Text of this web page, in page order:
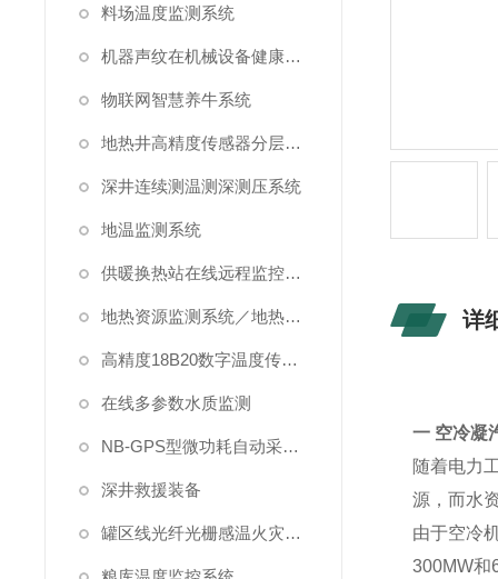
料场温度监测系统
机器声纹在机械设备健康状态监测中的应用
物联网智慧养牛系统
地热井高精度传感器分层测温方案
深井连续测温测深测压系统
地温监测系统
供暖换热站在线远程监控系统方案
地热资源监测系统／地热管理系统
高精度18B20数字温度传感器
在线多参数水质监测
NB-GPS型微功耗自动采集系统
深井救援装备
罐区线光纤光栅感温火灾探测系统
详
一 空冷凝
随着电力
源，而水
由于空冷
300MW和